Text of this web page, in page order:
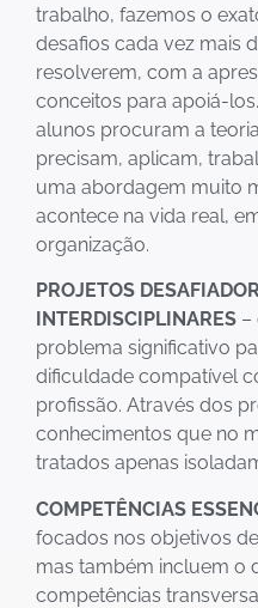
trabalho, fazemos o
desafios cada vez mais
resolverem, com a
conceitos para apoiá-
alunos procuram a
precisam, aplicam,
uma abordagem muito
acontece na vida real,
organização.
PROJETOS
INTERDISCIPLINARES –
problema significativo
dificuldade compatível
profissão. Através dos
conhecimentos que no
tratados apenas
COMPETÊNCIAS
focados nos objetivos
mas também incluem o
competências